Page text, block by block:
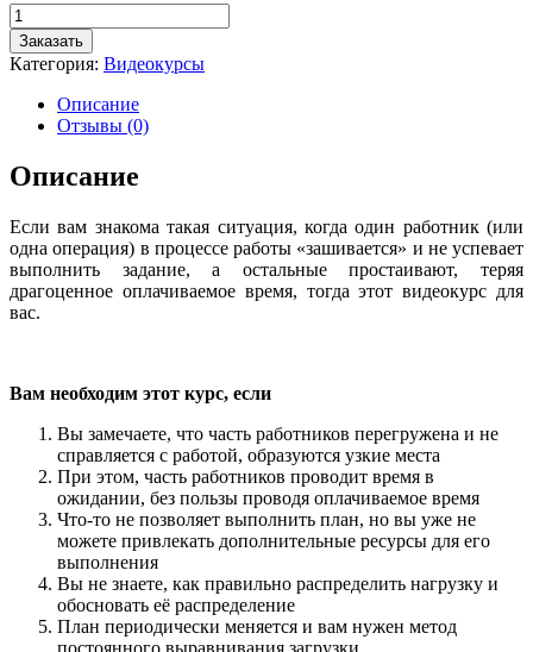
Количество
товара
ТРЕНИНГ
"Выравнивание
загрузки
при
помощи
перебалансировки
операций"
Заказать
Категория: Видеокурсы
Описание
Отзывы (0)
Описание
Если вам знакома такая ситуация, когда один работник (или
одна операция) в процессе работы «зашивается» и не успевает
выполнить задание, а остальные простаивают, теряя
драгоценное оплачиваемое время, тогда этот видеокурс для
вас.
Вам необходим этот курс, если
Вы замечаете, что часть работников перегружена и не
справляется с работой, образуются узкие места
При этом, часть работников проводит время в
ожидании, без пользы проводя оплачиваемое время
Что-то не позволяет выполнить план, но вы уже не
можете привлекать дополнительные ресурсы для его
выполнения
Вы не знаете, как правильно распределить нагрузку и
обосновать её распределение
План периодически меняется и вам нужен метод
постоянного выравнивания загрузки